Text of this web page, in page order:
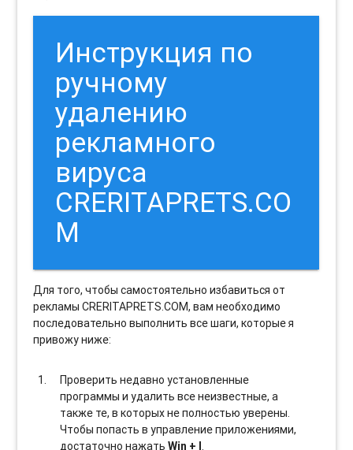
Инструкция по
ручному
удалению
рекламного
вируса
CRERITAPRETS.CO
M
Для того, чтобы самостоятельно избавиться от
рекламы CRERITAPRETS.COM, вам необходимо
последовательно выполнить все шаги, которые я
привожу ниже:
Проверить недавно установленные
программы и удалить все неизвестные, а
также те, в которых не полностью уверены.
Чтобы попасть в управление приложениями,
достаточно нажатьWin + I.